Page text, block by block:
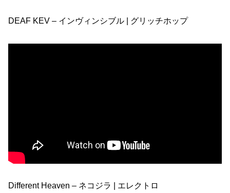
DEAF KEV – インヴィンシブル | グリッチホップ
Different Heaven – ネコジラ | エレクトロ